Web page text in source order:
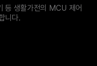
등 생활가전의 MCU 제어
니다.